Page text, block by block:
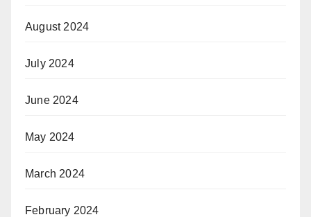
August 2024
July 2024
June 2024
May 2024
March 2024
February 2024